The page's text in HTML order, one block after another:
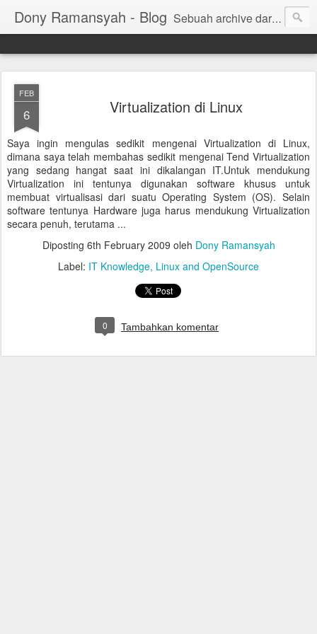
Dony Ramansyah - Blog Sebuah archive dari kehidupan - log dari perjalanan dan tujuan | Fell Free ... ( archive of live, log of journey and target | Fell Free ...)
FEB
6 Virtualization di Linux
Saya ingin mengulas sedikit mengenai Virtualization di Linux,
dimana saya telah membahas sedikit mengenai Tend Virtualization
yang sedang hangat saat ini dikalangan IT.Untuk mendukung
Virtualization ini tentunya digunakan software khusus untuk
membuat virtualisasi dari suatu Operating System (OS). Selain
software tentunya Hardware juga harus mendukung Virtualization
secara penuh, terutama ...
Diposting 6th February 2009 oleh Dony Ramansyah
Label: IT Knowledge Linux and OpenSource
0 Tambahkan komentar